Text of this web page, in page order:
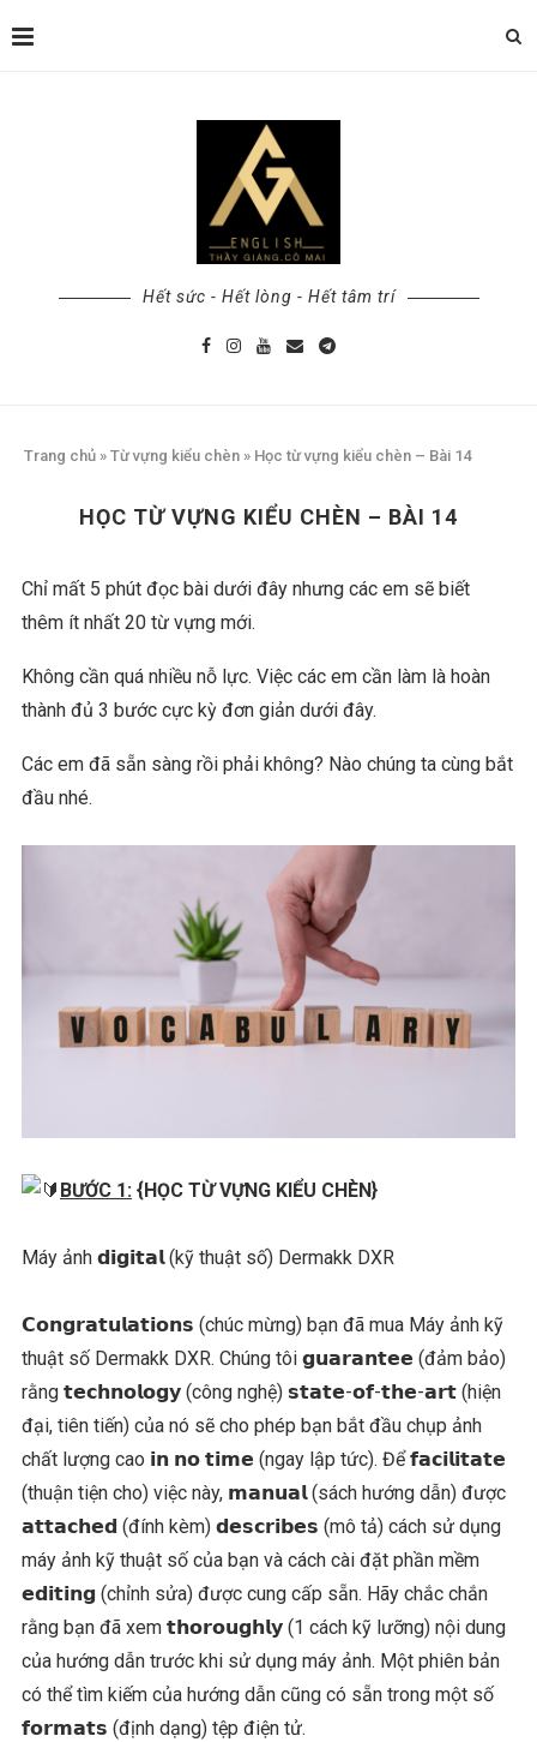
Hết sức - Hết lòng - Hết tâm trí
Trang chủ » Từ vựng kiểu chèn » Học từ vựng kiểu chèn – Bài 14
HỌC TỪ VỰNG KIỂU CHÈN – BÀI 14
Chỉ mất 5 phút đọc bài dưới đây nhưng các em sẽ biết
thêm ít nhất 20 từ vựng mới.
Không cần quá nhiều nỗ lực. Việc các em cần làm là hoàn
thành đủ 3 bước cực kỳ đơn giản dưới đây.
Các em đã sẵn sàng rồi phải không? Nào chúng ta cùng bắt
đầu nhé.
BƯỚC 1: {HỌC TỪ VỰNG KIỂU CHÈN}
Máy ảnh 𝗱𝗶𝗴𝗶𝘁𝗮𝗹 (kỹ thuật số) Dermakk DXR
𝗖𝗼𝗻𝗴𝗿𝗮𝘁𝘂𝗹𝗮𝘁𝗶𝗼𝗻𝘀 (chúc mừng) bạn đã mua Máy ảnh kỹ
thuật số Dermakk DXR. Chúng tôi 𝗴𝘂𝗮𝗿𝗮𝗻𝘁𝗲𝗲 (đảm bảo)
rằng 𝘁𝗲𝗰𝗵𝗻𝗼𝗹𝗼𝗴𝘆 (công nghệ) 𝘀𝘁𝗮𝘁𝗲-𝗼𝗳-𝘁𝗵𝗲-𝗮𝗿𝘁 (hiện
đại, tiên tiến) của nó sẽ cho phép bạn bắt đầu chụp ảnh
chất lượng cao 𝗶𝗻 𝗻𝗼 𝘁𝗶𝗺𝗲 (ngay lập tức). Để 𝗳𝗮𝗰𝗶𝗹𝗶𝘁𝗮𝘁𝗲
(thuận tiện cho) việc này, 𝗺𝗮𝗻𝘂𝗮𝗹 (sách hướng dẫn) được
𝗮𝘁𝘁𝗮𝗰𝗵𝗲𝗱 (đính kèm) 𝗱𝗲𝘀𝗰𝗿𝗶𝗯𝗲𝘀 (mô tả) cách sử dụng
máy ảnh kỹ thuật số của bạn và cách cài đặt phần mềm
𝗲𝗱𝗶𝘁𝗶𝗻𝗴 (chỉnh sửa) được cung cấp sẵn. Hãy chắc chắn
rằng bạn đã xem 𝘁𝗵𝗼𝗿𝗼𝘂𝗴𝗵𝗹𝘆 (1 cách kỹ lưỡng) nội dung
của hướng dẫn trước khi sử dụng máy ảnh. Một phiên bản
có thể tìm kiếm của hướng dẫn cũng có sẵn trong một số
𝗳𝗼𝗿𝗺𝗮𝘁𝘀 (định dạng) tệp điện tử.